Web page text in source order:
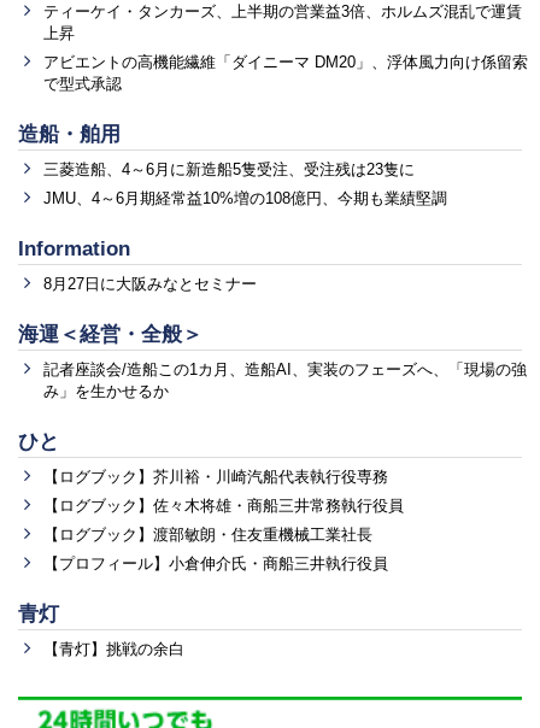
ティーケイ・タンカーズ、上半期の営業益3倍、ホルムズ混乱で運賃
上昇
アビエントの高機能繊維「ダイニーマ DM20」、浮体風力向け係留索
で型式承認
造船・舶用
三菱造船、4～6月に新造船5隻受注、受注残は23隻に
JMU、4～6月期経常益10%増の108億円、今期も業績堅調
Information
8月27日に大阪みなとセミナー
海運＜経営・全般＞
記者座談会/造船この1カ月、造船AI、実装のフェーズへ、「現場の強
み」を生かせるか
ひと
【ログブック】芥川裕・川崎汽船代表執行役専務
【ログブック】佐々木将雄・商船三井常務執行役員
【ログブック】渡部敏朗・住友重機械工業社長
【プロフィール】小倉伸介氏・商船三井執行役員
青灯
【青灯】挑戦の余白